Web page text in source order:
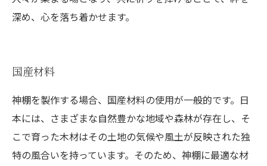
深め、心を落ち着かせます。
国産材料
神棚を製作する場合、国産材料の使用が一般的です。日
本には、さまざまな自然豊かな地域や森林が存在し、そ
こで育った木材はその土地の気候や風土が反映された独
特の風合いを持っています。そのため、神棚に最適な材